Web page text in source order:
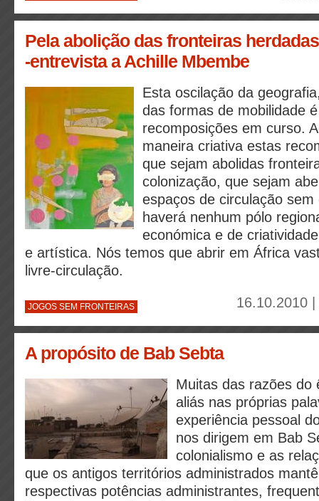
Pela abolição das fronteiras
-entrevista a Achille Mbembe
Esta oscilação da
das formas de mobilidade
recomposições em curso.
maneira criativa estas
que sejam abolidas
colonização, que sejam
espaços de circulação sem
haverá nenhum pólo
económica e de
e artística. Nós temos que abrir em África
livre-circulação.
JOGOS SEM FRONTEIRAS 16.10.2010
A propósito de Bab Sebta
Muitas das razões do
aliás nas próprias
experiência pessoal
nos dirigem em Bab
colonialismo e as
que os antigos territórios administrados
respectivas potências administrantes,